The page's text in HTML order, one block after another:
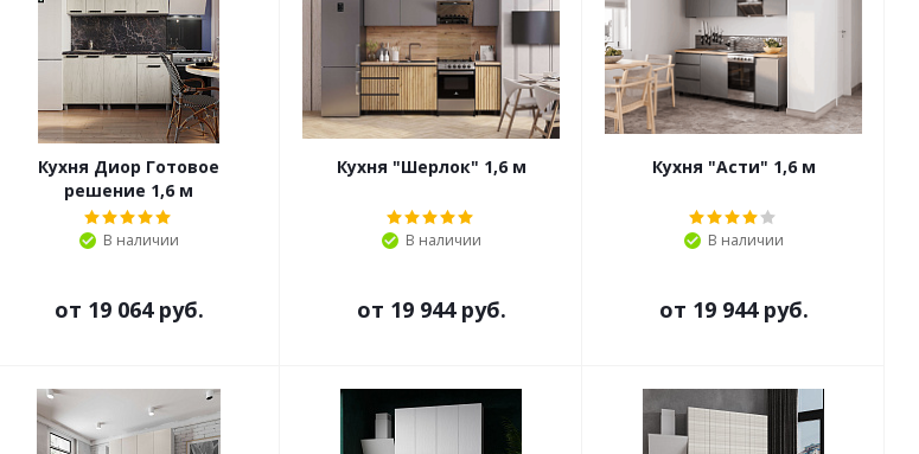
Кухня Диор Готовое
решение 1,6 м
В наличии
от 19 064 руб.
Кухня "Шерлок" 1,6 м
В наличии
от 19 944 руб.
Кухня "Асти" 1,6 м
В наличии
от 19 944 руб.